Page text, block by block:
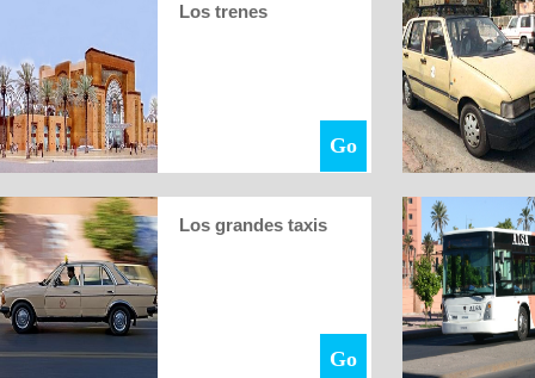
Los trenes
Go
Los grandes taxis
Go